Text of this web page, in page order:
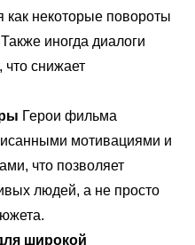
как некоторые повороты
иногда диалоги
снижает
Герои фильма
мотивациями и
что позволяет
людей, а не просто
широкой